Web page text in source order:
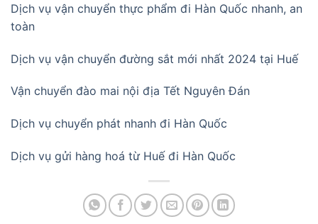
Dịch vụ vận chuyển thực phẩm đi Hàn Quốc nhanh, an
toàn
Dịch vụ vận chuyển đường sắt mới nhất 2024 tại Huế
Vận chuyển đào mai nội địa Tết Nguyên Đán
Dịch vụ chuyển phát nhanh đi Hàn Quốc
Dịch vụ gửi hàng hoá từ Huế đi Hàn Quốc